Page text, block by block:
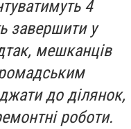
4
завершити у
мешканців
до ділянок,
роботи.